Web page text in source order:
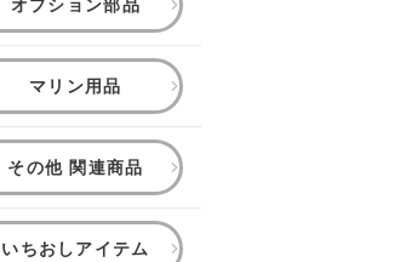
オプション部品
マリン用品
その他 関連商品
いちおしアイテム